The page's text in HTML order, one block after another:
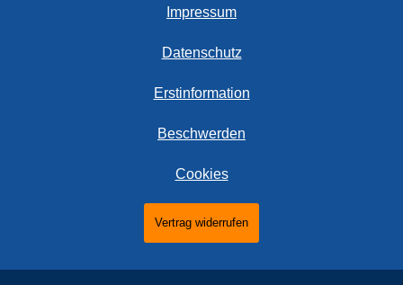
Impressum
Datenschutz
Erstinformation
Beschwerden
Cookies
Vertrag widerrufen